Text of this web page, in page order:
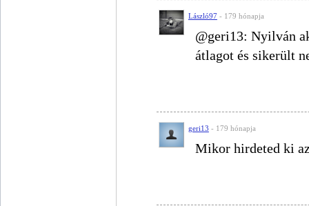
László97 - 179 hónapja
@geri13: Nyilván
átlagot és sikerült
geri13 - 179 hónapja
Mikor hirdeted ki